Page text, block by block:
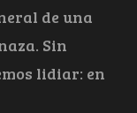
de una
Sin
lidiar: en